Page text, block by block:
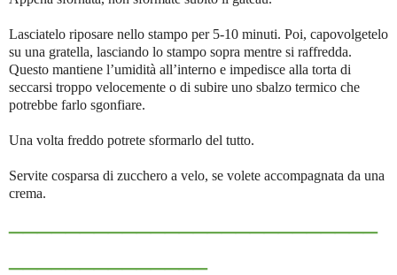
Lasciatelo riposare nello stampo per 5-10 minuti. Poi, capovolgetelo
su una gratella, lasciando lo stampo sopra mentre si raffredda.
Questo mantiene l’umidità all’interno e impedisce alla torta di
seccarsi troppo velocemente o di subire uno sbalzo termico che
potrebbe farlo sgonfiare.
Una volta freddo potrete sformarlo del tutto.
Servite cosparsa di zucchero a velo, se volete accompagnata da una
crema.